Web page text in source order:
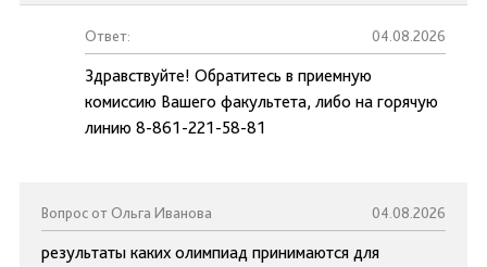
Ответ: 04.08.2026
Здравствуйте! Обратитесь в приемную
комиссию Вашего факультета, либо на горячую
линию 8-861-221-58-81
Вопрос от Ольга Иванова 04.08.2026
результаты каких олимпиад принимаются для